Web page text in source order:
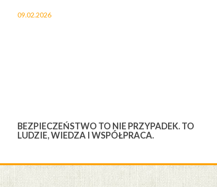
09.02.2026
BEZPIECZEŃSTWO TO NIE PRZYPADEK. TO
LUDZIE, WIEDZA I WSPÓŁPRACA.